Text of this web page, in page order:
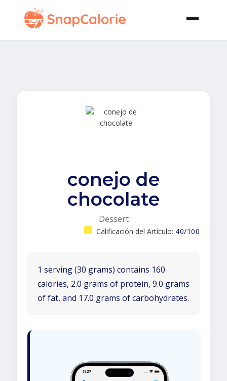
conejo de
chocolate
Dessert
Calificación del Artículo: 40/100
1 serving (30 grams) contains 160
calories, 2.0 grams of protein, 9.0 grams
of fat, and 17.0 grams of carbohydrates.